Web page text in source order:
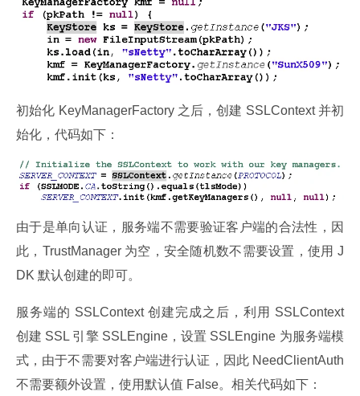
初始化 KeyManagerFactory 之后，创建 SSLContext 并初
始化，代码如下：
由于是单向认证，服务端不需要验证客户端的合法性，因
此，TrustManager 为空，安全随机数不需要设置，使用 J
DK 默认创建的即可。
服务端的 SSLContext 创建完成之后，利用 SSLContext
创建 SSL 引擎 SSLEngine，设置 SSLEngine 为服务端模
式，由于不需要对客户端进行认证，因此 NeedClientAuth
不需要额外设置，使用默认值 False。相关代码如下：